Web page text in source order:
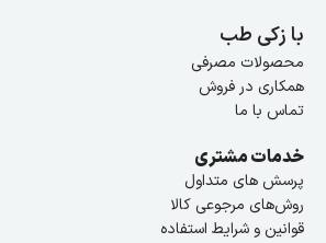
با زکی طب
محصولات مصرفی
همکاری در فروش
تماس با ما
خدمات مشتری
پرسش های متداول
روش‌های مرجوعی کالا
قوانین و شرایط استفاده